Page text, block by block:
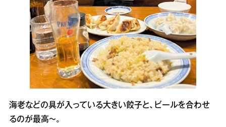
海老などの具が入っている大きい餃子と、ビールを合わせ
るのが最高～。